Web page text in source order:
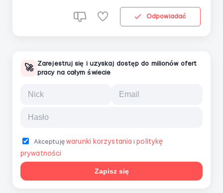
Odpowiadać
🚀
Zarejestruj się i uzyskaj dostęp do milionów ofert
pracy na całym świecie
Akceptujęwarunki korzystania i politykę
prywatności
Zapisz się